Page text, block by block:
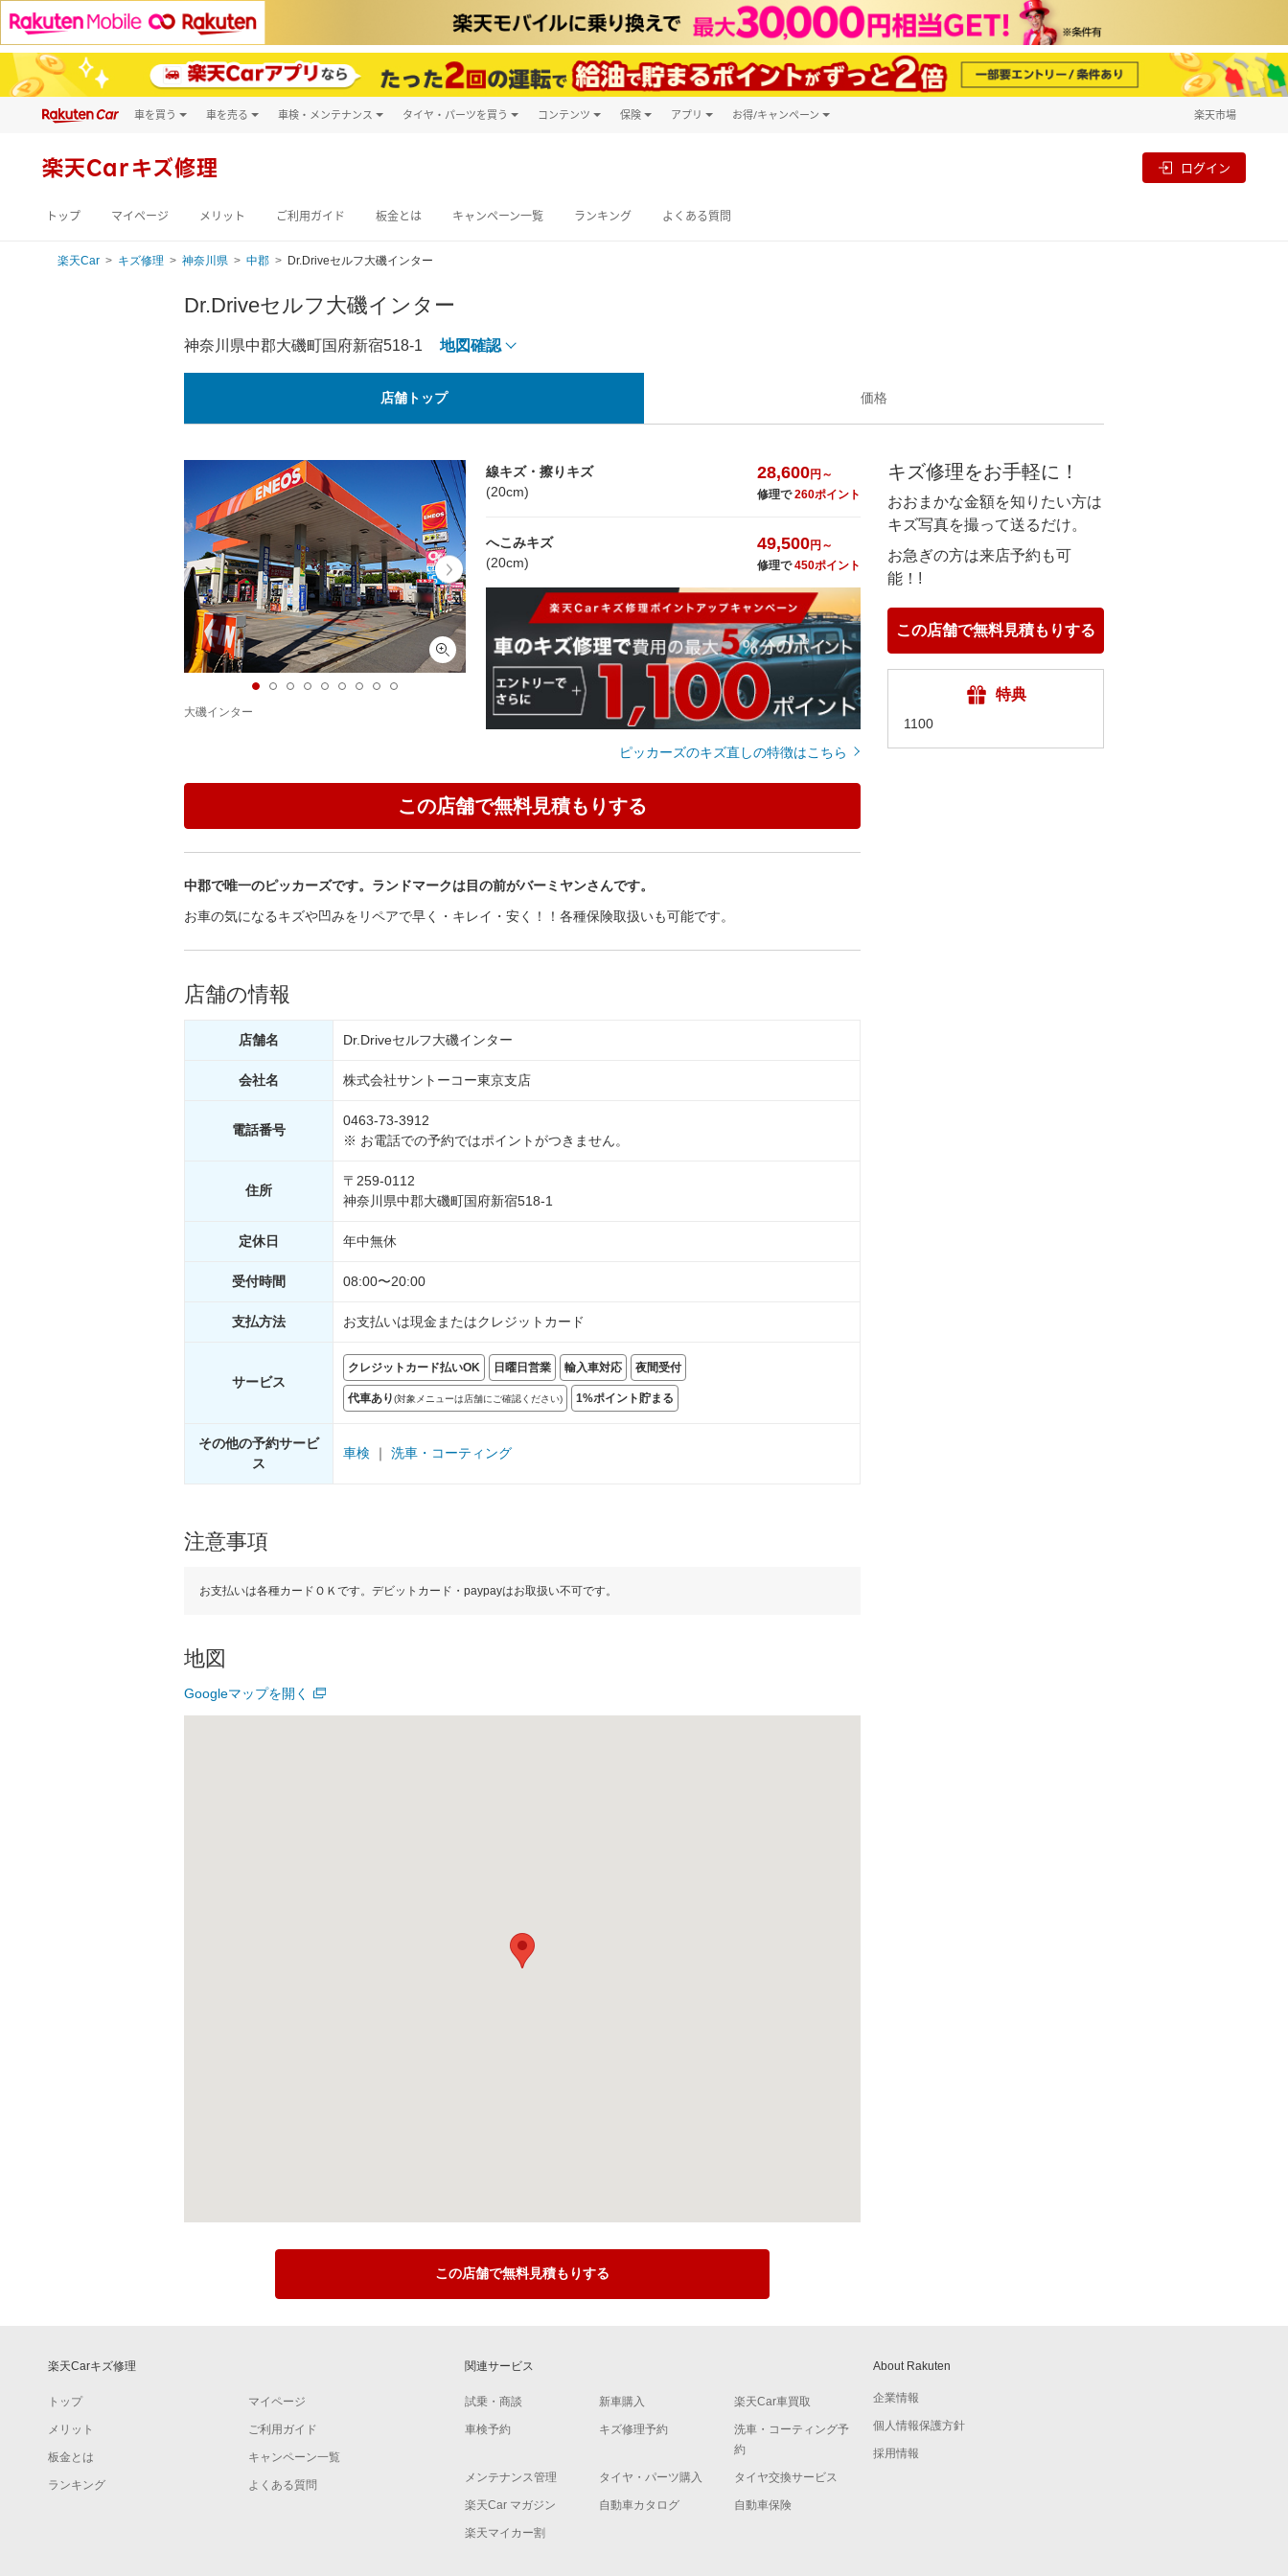
車を買う
新車
車を売る 車検・メンテナンス タイヤ・パーツを買う コンテンツ 保険 アプリ お得/キャンペーン 楽天市場
楽天Carキズ修理 ログイン
トップ マイページ メリット ご利用ガイド 板金とは キャンペーン一覧 ランキング よくある質問
楽天Car キズ修理 神奈川県 中郡 Dr.Driveセルフ大磯インター
Dr.Driveセルフ大磯インター
神奈川県中郡大磯町国府新宿518-1 地図確認
店舗トップ 価格
大磯インター
線キズ・擦りキズ
(20cm)
28,600円～
修理で260ポイント
へこみキズ
(20cm)
49,500円～
修理で450ポイント
ピッカーズのキズ直しの特徴はこちら
この店舗で無料見積もりする
中郡で唯一のピッカーズです。ランドマークは目の前がバーミヤンさんです。
お車の気になるキズや凹みをリペアで早く・キレイ・安く！！各種保険取扱いも可能です。
店舗の情報
店舗名 Dr.Driveセルフ大磯インター
会社名 株式会社サントーコー東京支店
電話番号
0463-73-3912
※ お電話での予約ではポイントがつきません。
住所
〒259-0112
神奈川県中郡大磯町国府新宿518-1
定休日 年中無休
受付時間 08:00〜20:00
支払方法 お支払いは現金またはクレジットカード
サービス
クレジットカード払いOK 日曜日営業 輸入車対応 夜間受付
代車あり(対象メニューは店舗にご確認ください) 1%ポイント貯まる
その他の予約サービ
ス
車検 ｜ 洗車・コーティング
注意事項
お支払いは各種カードＯＫです。デビットカード・paypayはお取扱い不可です。
地図
Googleマップを開く
この店舗で無料見積もりする
キズ修理をお手軽に！
おおまかな金額を知りたい方は
キズ写真を撮って送るだけ。
お急ぎの方は来店予約も可
能！!
この店舗で無料見積もりする
特典
1100
楽天Carキズ修理
トップ マイページ
メリット ご利用ガイド
板金とは キャンペーン一覧
ランキング よくある質問
関連サービス
試乗・商談 新車購入 楽天Car車買取
車検予約 キズ修理予約
洗車・コーティング予
約
メンテナンス管理 タイヤ・パーツ購入 タイヤ交換サービス
楽天Car マガジン 自動車カタログ 自動車保険
楽天マイカー割
About Rakuten
企業情報
個人情報保護方針
採用情報